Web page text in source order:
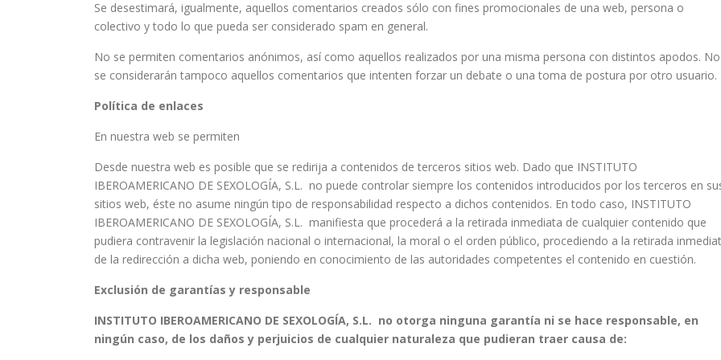
Se desestimará, igualmente, aquellos comentarios creados sólo con fines promocionales de una web, persona o
colectivo y todo lo que pueda ser considerado spam en general.
No se permiten comentarios anónimos, así como aquellos realizados por una misma persona con distintos apodos. No
se considerarán tampoco aquellos comentarios que intenten forzar un debate o una toma de postura por otro usuario.
Política de enlaces
En nuestra web se permiten
Desde nuestra web es posible que se redirija a contenidos de terceros sitios web. Dado que INSTITUTO
IBEROAMERICANO DE SEXOLOGÍA, S.L. no puede controlar siempre los contenidos introducidos por los terceros en
sitios web, éste no asume ningún tipo de responsabilidad respecto a dichos contenidos. En todo caso, INSTITUTO
IBEROAMERICANO DE SEXOLOGÍA, S.L. manifiesta que procederá a la retirada inmediata de cualquier contenido que
pudiera contravenir la legislación nacional o internacional, la moral o el orden público, procediendo a la retirada
de la redirección a dicha web, poniendo en conocimiento de las autoridades competentes el contenido en cuestión.
Exclusión de garantías y responsable
INSTITUTO IBEROAMERICANO DE SEXOLOGÍA, S.L. no otorga ninguna garantía ni se hace responsable, en
ningún caso, de los daños y perjuicios de cualquier naturaleza que pudieran traer causa de: